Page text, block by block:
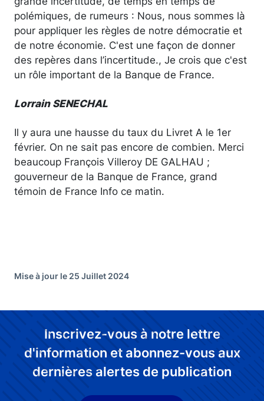
polémiques, de rumeurs : Nous, nous sommes là
pour appliquer les règles de notre démocratie et
de notre économie. C'est une façon de donner
des repères dans l’incertitude., Je crois que c'est
un rôle important de la Banque de France.
Lorrain SENECHAL
Il y aura une hausse du taux du Livret A le 1er
février. On ne sait pas encore de combien. Merci
beaucoup François Villeroy DE GALHAU ;
gouverneur de la Banque de France, grand
témoin de France Info ce matin.
Mise à jour le 25 Juillet 2024
Inscrivez-vous à notre lettre
d'information et abonnez-vous aux
dernières alertes de publication